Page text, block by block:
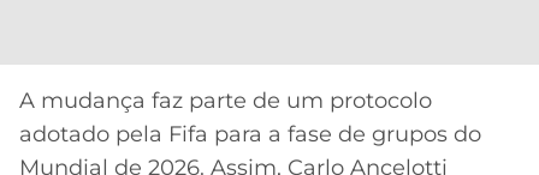
A mudança faz parte de um protocolo
adotado pela Fifa para a fase de grupos do
Mundial de 2026. Assim, Carlo Ancelotti